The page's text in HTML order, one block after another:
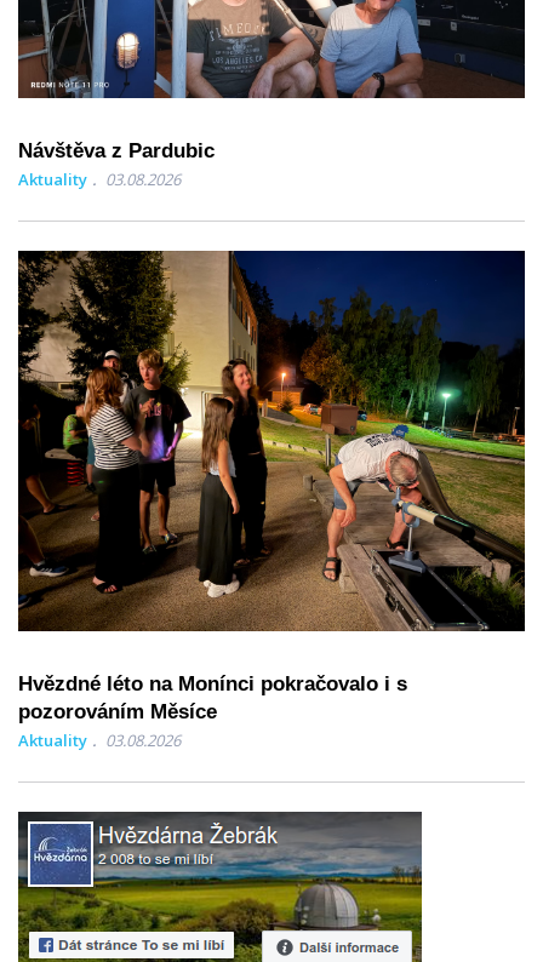
Návštěva z Pardubic
Aktuality 03.08.2026
Hvězdné léto na Monínci pokračovalo i s
pozorováním Měsíce
Aktuality 03.08.2026